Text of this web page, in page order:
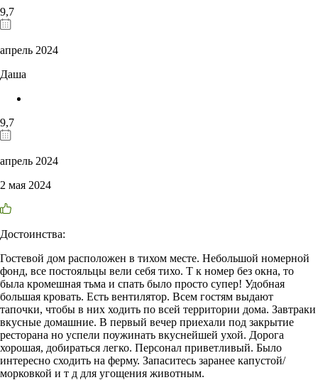
9,7
апрель 2024
Даша
9,7
апрель 2024
2 мая 2024
Достоинства:
Гостевой дом расположен в тихом месте. Небольшой номерной
фонд, все постояльцы вели себя тихо. Т к номер без окна, то
была кромешная тьма и спать было просто супер! Удобная
большая кровать. Есть вентилятор. Всем гостям выдают
тапочки, чтобы в них ходить по всей территории дома. Завтраки
вкусные домашние. В первый вечер приехали под закрытие
ресторана но успели поужинать вкуснейшей ухой. Дорога
хорошая, добираться легко. Персонал приветливый. Было
интересно сходить на ферму. Запаситесь заранее капустой/
морковкой и т д для угощения животным.